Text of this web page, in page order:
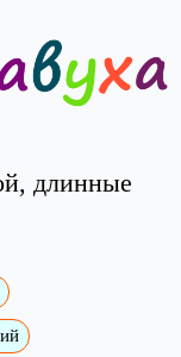
длинные